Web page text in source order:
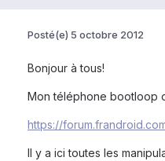
Posté(e) 5 octobre 2012
Bonjour à tous!
Mon téléphone bootloop
https://
Il y a ici toutes les